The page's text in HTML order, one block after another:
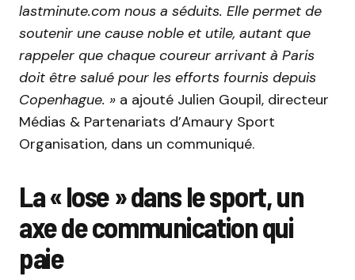
lastminute.com nous a séduits. Elle permet de
soutenir une cause noble et utile, autant que
rappeler que chaque coureur arrivant à Paris
doit être salué pour les efforts fournis depuis
Copenhague. » a ajouté Julien Goupil, directeur
Médias & Partenariats d’Amaury Sport
Organisation, dans un communiqué.
La « lose » dans le sport, un
axe de communication qui
paie